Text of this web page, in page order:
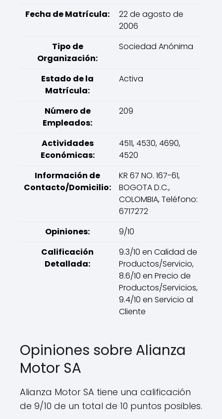
Fecha de Matrícula:
22 de agosto de
2006
Tipo de
Organización:
Sociedad Anónima
Estado de la
Matrícula:
Activa
Número de
Empleados:
209
Actividades
Económicas:
4511, 4530, 4690,
4520
Información de
Contacto/Domicilio:
KR 67 NO. 167-61,
BOGOTA D.C.,
COLOMBIA, Teléfono:
6717272
Opiniones:
9/10
Calificación
Detallada:
9.3/10 en Calidad de
Productos/Servicio,
8.6/10 en Precio de
Productos/Servicios,
9.4/10 en Servicio al
Cliente
Opiniones sobre Alianza
Motor SA
Alianza Motor SA tiene una calificación
de 9/10 de un total de 10 puntos posibles.